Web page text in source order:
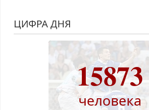
ЦИФРА ДНЯ
15873
человека